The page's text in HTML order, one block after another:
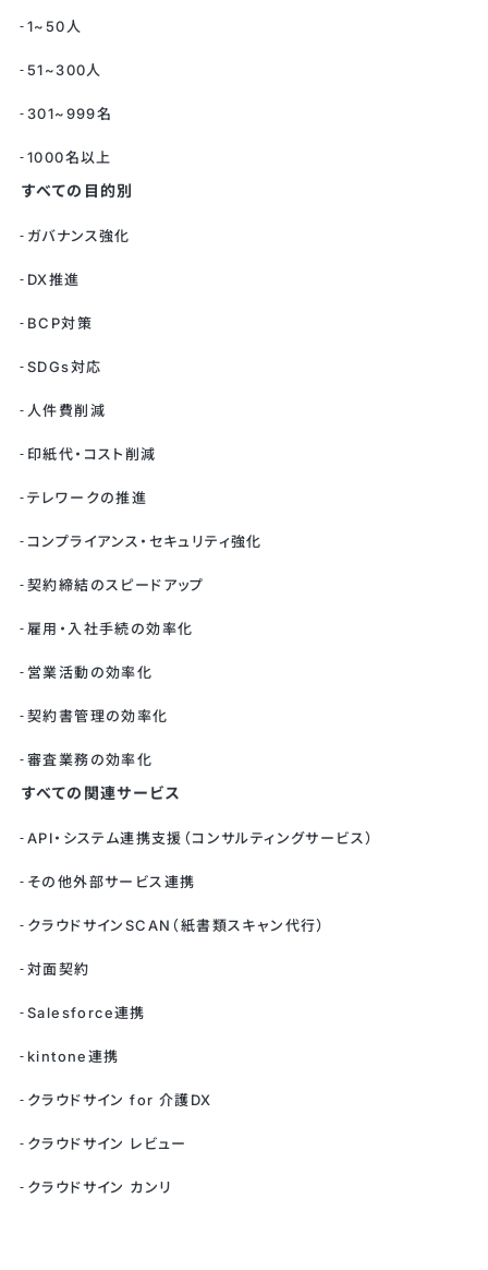
1~50人
51~300人
301~999名
1000名以上
すべての目的別
ガバナンス強化
DX推進
BCP対策
SDGs対応
人件費削減
印紙代・コスト削減
テレワークの推進
コンプライアンス・セキュリティ強化
契約締結のスピードアップ
雇用・入社手続の効率化
営業活動の効率化
契約書管理の効率化
審査業務の効率化
すべての関連サービス
API・システム連携支援（コンサルティングサービス）
その他外部サービス連携
クラウドサインSCAN（紙書類スキャン代行）
対面契約
Salesforce連携
kintone連携
クラウドサイン for 介護DX
クラウドサイン レビュー
クラウドサイン カンリ